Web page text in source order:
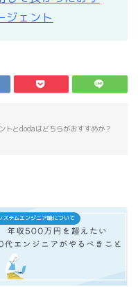
ジェント
トとdodaはどちらがおすすめか？
ステムエンジニア職について